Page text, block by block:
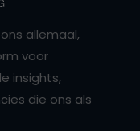
allemaal,
voor
insights,
die ons als